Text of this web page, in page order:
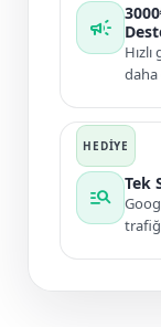
campaign
daha
manage_search
Tek